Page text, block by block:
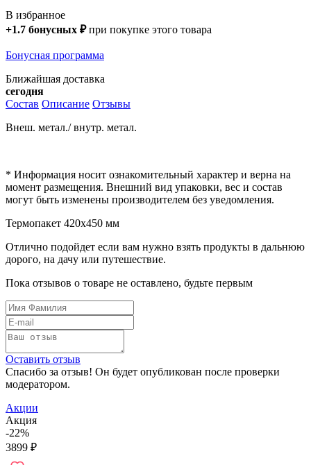
В избранное
+1.7 бонусных ₽ при покупке этого товара
Бонусная программа
Ближайшая доставка
сегодня
Состав Описание Отзывы
Внеш. метал./ внутр. метал.
* Информация носит ознакомительный характер и верна на
момент размещения. Внешний вид упаковки, вес и состав
могут быть изменены производителем без уведомления.
Термопакет 420х450 мм
Отлично подойдет если вам нужно взять продукты в дальнюю
дорого, на дачу или путешествие.
Пока отзывов о товаре не оставлено, будьте первым
Оставить отзыв
Спасибо за отзыв! Он будет опубликован после проверки
модератором.
Акции
Акция
-22%
3899 ₽